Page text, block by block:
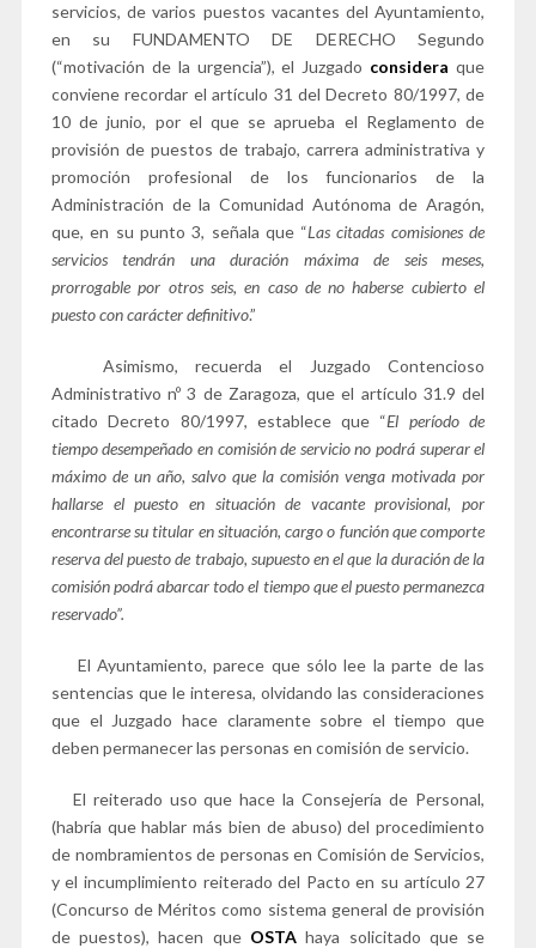
servicios, de varios puestos vacantes del Ayuntamiento,
en su FUNDAMENTO DE DERECHO Segundo
(“motivación de la urgencia”), el Juzgado considera que
conviene recordar el artículo 31 del Decreto 80/1997, de
10 de junio, por el que se aprueba el Reglamento de
provisión de puestos de trabajo, carrera administrativa y
promoción profesional de los funcionarios de la
Administración de la Comunidad Autónoma de Aragón,
que, en su punto 3, señala que “Las citadas comisiones de
servicios tendrán una duración máxima de seis meses,
prorrogable por otros seis, en caso de no haberse cubierto el
puesto con carácter definitivo.”
Asimismo, recuerda el Juzgado Contencioso
Administrativo nº 3 de Zaragoza, que el artículo 31.9 del
citado Decreto 80/1997, establece que “El período de
tiempo desempeñado en comisión de servicio no podrá superar el
máximo de un año, salvo que la comisión venga motivada por
hallarse el puesto en situación de vacante provisional, por
encontrarse su titular en situación, cargo o función que comporte
reserva del puesto de trabajo, supuesto en el que la duración de la
comisión podrá abarcar todo el tiempo que el puesto permanezca
reservado”.
El Ayuntamiento, parece que sólo lee la parte de las
sentencias que le interesa, olvidando las consideraciones
que el Juzgado hace claramente sobre el tiempo que
deben permanecer las personas en comisión de servicio.
El reiterado uso que hace la Consejería de Personal,
(habría que hablar más bien de abuso) del procedimiento
de nombramientos de personas en Comisión de Servicios,
y el incumplimiento reiterado del Pacto en su artículo 27
(Concurso de Méritos como sistema general de provisión
de puestos), hacen que OSTA haya solicitado que se